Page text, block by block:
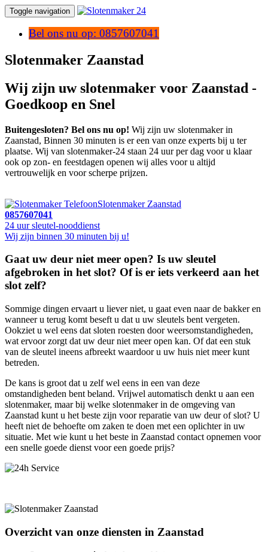
Toggle navigation
Bel ons nu op: 0857607041
Slotenmaker Zaanstad
Wij zijn uw slotenmaker voor Zaanstad -
Goedkoop en Snel
Buitengesloten? Bel ons nu op! Wij zijn uw slotenmaker in
Zaanstad, Binnen 30 minuten is er een van onze experts bij u ter
plaatse. Wij van slotenmaker-24 staan 24 uur per dag voor u klaar
ook op zon- en feestdagen openen wij alles voor u altijd
vertrouwelijk en voor scherpe prijzen.
Slotenmaker Zaanstad
0857607041
24 uur sleutel-nooddienst
Wij zijn binnen 30 minuten bij u!
Gaat uw deur niet meer open? Is uw sleutel
afgebroken in het slot? Of is er iets verkeerd aan het
slot zelf?
Sommige dingen ervaart u liever niet, u gaat even naar de bakker en
wanneer u terug komt beseft u dat u uw sleutels bent vergeten.
Ookziet u wel eens dat sloten roesten door weersomstandigheden,
wat ervoor zorgt dat uw deur niet meer open kan. Of dat een stuk
van de sleutel ineens afbreekt waardoor u uw huis niet meer kunt
betreden.
De kans is groot dat u zelf wel eens in een van deze
omstandigheden bent beland. Vrijwel automatisch denkt u aan een
slotenmaker, maar bij welke slotenmaker in de omgeving van
Zaanstad kunt u het beste zijn voor reparatie van uw deur of slot? U
heeft niet de behoefte om zaken te doen met een oplichter in uw
situatie. Met wie kunt u het beste in Zaanstad contact opnemen voor
een snelle goede dienst voor een goede prijs?
Overzicht van onze diensten in Zaanstad